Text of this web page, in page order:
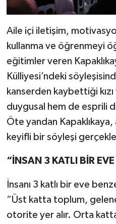
Aile içi iletişim,
kullanma ve öğrenmeyi
eğitimler veren
Külliyesi’ndeki
kanserden kaybettiği
duygusal hem de esprili
Öte yandan
keyifli bir söyleşi
“İNSAN 3 KATLI BİR
İnsanı 3 katlı bir eve
“Üst katta toplum,
otorite yer alır. Orta